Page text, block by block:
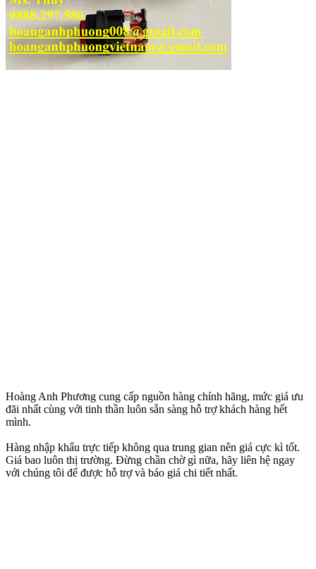
Hoàng Anh Phương cung cấp nguồn hàng chính hãng, mức giá ưu
đãi nhất cùng với tinh thần luôn sẵn sàng hỗ trợ khách hàng hết
mình.
Hàng nhập khẩu trực tiếp không qua trung gian nên giá cực kì tốt.
Giá bao luôn thị trường. Đừng chần chờ gì nữa, hãy liên hệ ngay
với chúng tôi để được hỗ trợ và báo giá chi tiết nhất.